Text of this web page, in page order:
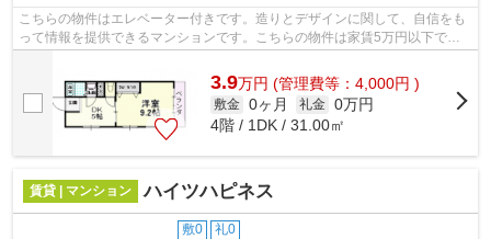
こちらの物件はエレベーター付きです。造りとデザインに関して、自信をも
って情報を提供できるマンションです。こちらの物件は家賃5万円以下でご
3.9万円 (管理費等：4,000円 )
敷金 0ヶ月 礼金 0万円
4階 / 1DK / 31.00㎡
賃貸 | マンション ハイツハピネス
敷0 礼0